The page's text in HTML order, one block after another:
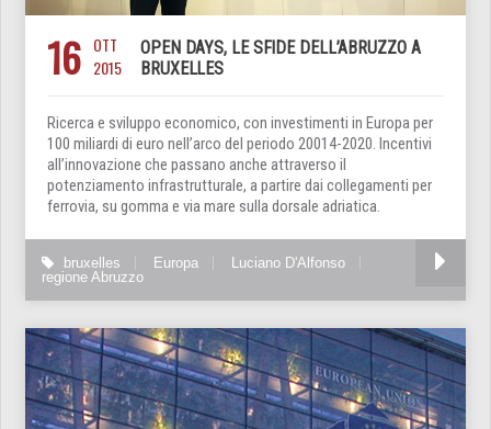
16 OTT
2015
OPEN DAYS, LE SFIDE DELL’ABRUZZO A
BRUXELLES
Ricerca e sviluppo economico, con investimenti in Europa per
100 miliardi di euro nell’arco del periodo 20014-2020. Incentivi
all’innovazione che passano anche attraverso il
potenziamento infrastrutturale, a partire dai collegamenti per
ferrovia, su gomma e via mare sulla dorsale adriatica.
bruxelles Europa
Luciano D'Alfonso
regione Abruzzo